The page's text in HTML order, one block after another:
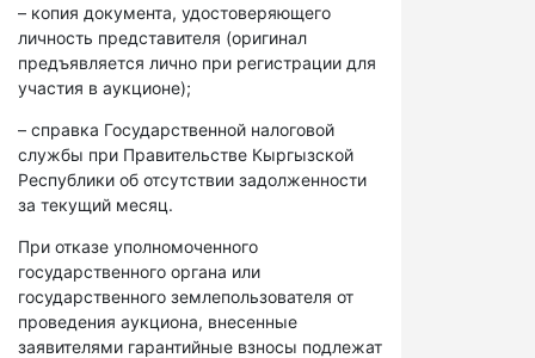
– копия документа, удостоверяющего
личность представителя (оригинал
предъявляется лично при регистрации для
участия в аукционе);
– справка Государственной налоговой
службы при Правительстве Кыргызской
Республики об отсутствии задолженности
за текущий месяц.
При отказе уполномоченного
государственного органа или
государственного землепользователя от
проведения аукциона, внесенные
заявителями гарантийные взносы подлежат